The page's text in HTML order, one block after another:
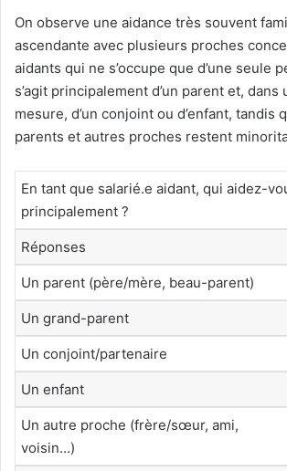
On observe une aidance très souvent
ascendante avec plusieurs proches
aidants qui ne s’occupe que d’une seule
s’agit principalement d’un parent et, dans
mesure, d’un conjoint ou d’enfant, tandis
parents et autres proches restent
En tant que salarié.e aidant, qui aidez-
principalement ?
Réponses
Un parent (père/mère, beau-parent)
Un grand-parent
Un conjoint/partenaire
Un enfant
Un autre proche (frère/sœur, ami,
voisin…)